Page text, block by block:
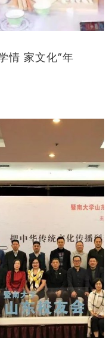
情 家文化”年